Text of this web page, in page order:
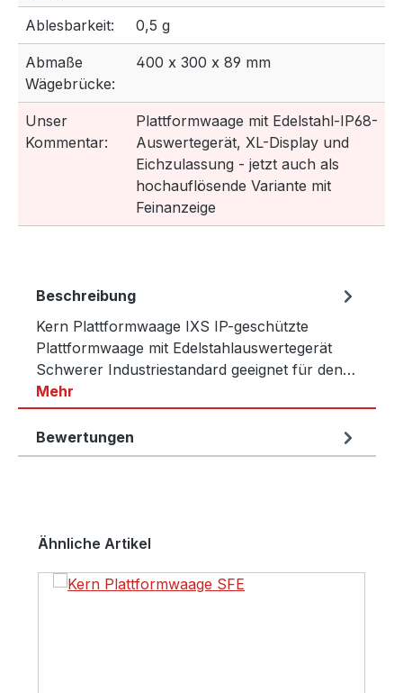
Ablesbarkeit: 0,5 g
Abmaße
Wägebrücke:
400 x 300 x 89 mm
Unser
Kommentar:
Plattformwaage mit Edelstahl-IP68-
Auswertegerät, XL-Display und
Eichzulassung - jetzt auch als
hochauflösende Variante mit
Feinanzeige
Beschreibung
Kern Plattformwaage IXS IP-geschützte
Plattformwaage mit Edelstahlauswertegerät
Schwerer Industriestandard geeignet für den…
Mehr
Bewertungen
Produktgalerie überspringen
Ähnliche Artikel